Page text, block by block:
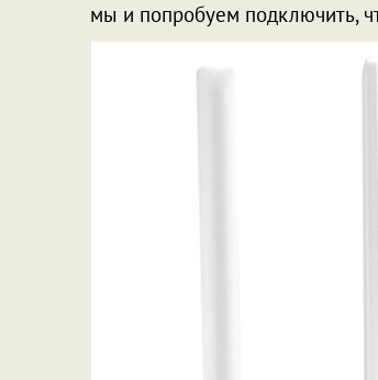
мы и попробуем подключить,